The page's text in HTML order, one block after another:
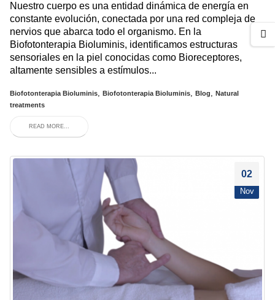
Nuestro cuerpo es una entidad dinámica de energía en
constante evolución, conectada por una red compleja de
nervios que abarca todo el organismo. En la
Biofotonterapia Bioluminis, identificamos estructuras
sensoriales en la piel conocidas como Bioreceptores,
altamente sensibles a estímulos...
Biofotonterapia Bioluminis Biofotonterapia Bioluminis Blog
Natural
treatments
READ MORE...
02
Nov